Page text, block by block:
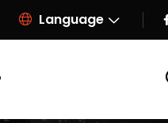
Language